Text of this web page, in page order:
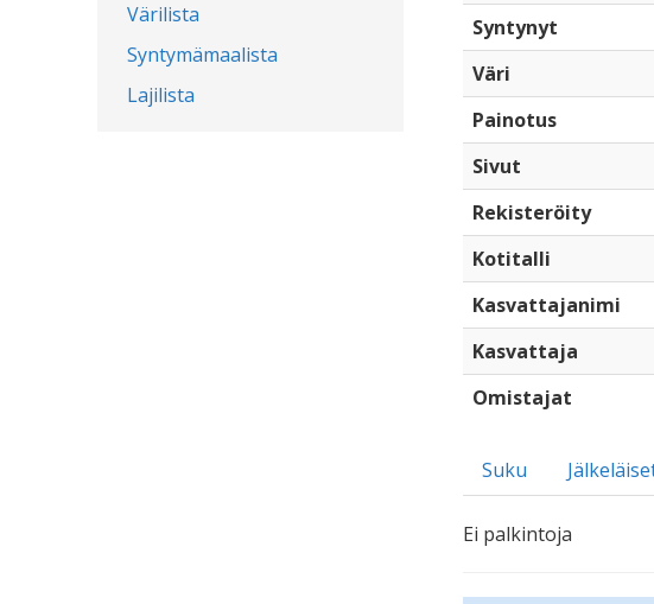
Värilista
Syntymämaalista
Lajilista
Syntynyt
Väri
Painotus
Sivut
Rekisteröity
Kotitalli
Kasvattajanimi
Kasvattaja
Omistajat
Suku
Ei palkintoja